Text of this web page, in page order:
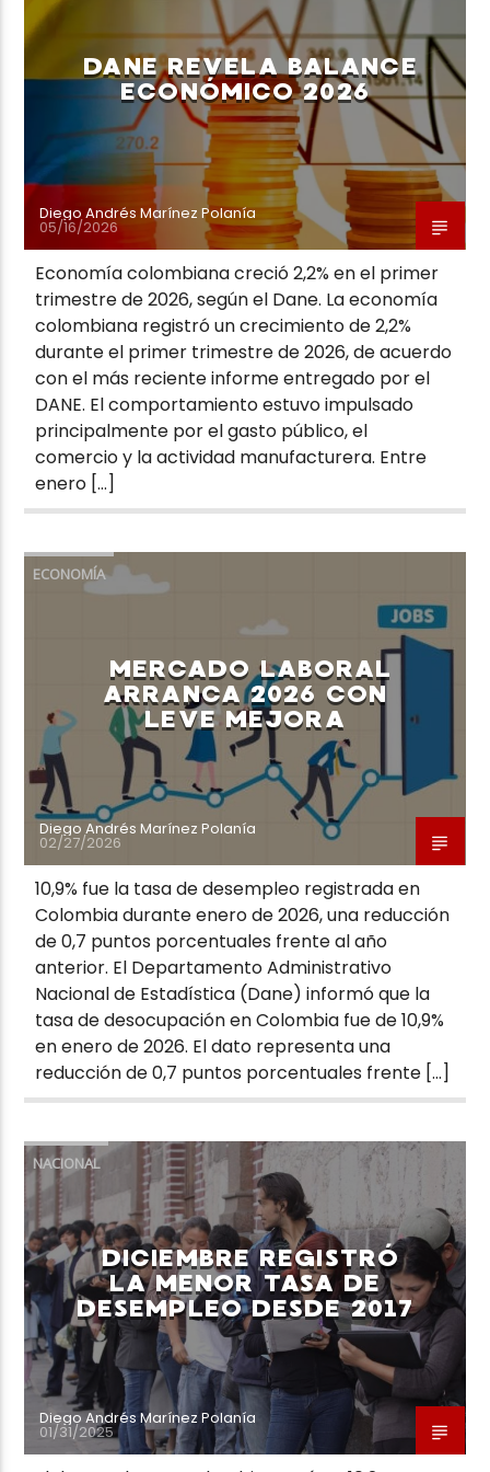
Neiva Estereo
DANE REVELA BALANCE
ECONÓMICO 2026
Diego Andrés Marínez Polanía
05/16/2026
Economía colombiana creció 2,2% en el primer
trimestre de 2026, según el Dane. La economía
colombiana registró un crecimiento de 2,2%
durante el primer trimestre de 2026, de acuerdo
con el más reciente informe entregado por el
DANE. El comportamiento estuvo impulsado
principalmente por el gasto público, el
comercio y la actividad manufacturera. Entre
enero […]
ECONOMÍA
MERCADO LABORAL
ARRANCA 2026 CON
LEVE MEJORA
Diego Andrés Marínez Polanía
02/27/2026
10,9% fue la tasa de desempleo registrada en
Colombia durante enero de 2026, una reducción
de 0,7 puntos porcentuales frente al año
anterior. El Departamento Administrativo
Nacional de Estadística (Dane) informó que la
tasa de desocupación en Colombia fue de 10,9%
en enero de 2026. El dato representa una
reducción de 0,7 puntos porcentuales frente […]
NACIONAL
DICIEMBRE REGISTRÓ
LA MENOR TASA DE
DESEMPLEO DESDE 2017
Diego Andrés Marínez Polanía
01/31/2025